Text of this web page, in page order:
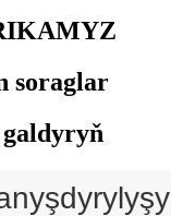
soraglar